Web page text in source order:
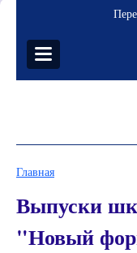
Главная
Выпуски
"Новый